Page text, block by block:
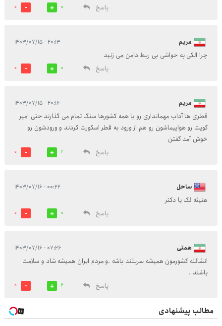
پاسخ
0
0
مریم ۲۰:۱۳ - ۱۴۰۳/۰۷/۱۵
چرا الکی به حواشی بی ربط دامن می زنید
پاسخ
0
0
مریم ۲۰:۱۶ - ۱۴۰۳/۰۷/۱۵
قطری ها آداب مهمانداری رو با همه کشورها سنگ تمام می گذارند حتی امیر
کویت رو هواپیماشون رو هم از ورود به قطر اسکورت کردند و ورودشون رو
خوش آمد گفتن
پاسخ
2
0
ساحل ۰۰:۲۲ - ۱۴۰۳/۰۷/۱۶
هنیئه لک یا دکتر
پاسخ
0
0
همتی ۰۷:۲۶ - ۱۴۰۳/۰۷/۱۶
انشالله کشورمون همیشه سربلند باشه .و مردم ایران همیشه شاد و سلامت
باشند .
پاسخ
2
0
مطالب پیشنهادی